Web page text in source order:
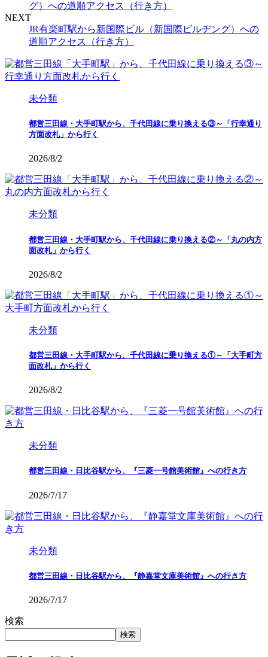
グ）への道順アクセス（行き方）
NEXT
JR有楽町駅から新国際ビル（新国際ビルヂング）への
道順アクセス（行き方）
未分類
都営三田線・大手町駅から、千代田線に乗り換える③～「行幸通り
方面改札」から行く
2026/8/2
未分類
都営三田線・大手町駅から、千代田線に乗り換える②～「丸の内方
面改札」から行く
2026/8/2
未分類
都営三田線・大手町駅から、千代田線に乗り換える①～「大手町方
面改札」から行く
2026/8/2
未分類
都営三田線・日比谷駅から、『三菱一号館美術館』への行き方
2026/7/17
未分類
都営三田線・日比谷駅から、『静嘉堂文庫美術館』への行き方
2026/7/17
検索
検索